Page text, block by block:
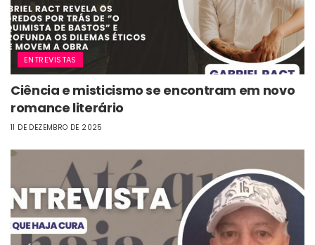
ENTREVISTAS
Ciência e misticismo se encontram em novo
romance literário
11 DE DEZEMBRO DE 2025